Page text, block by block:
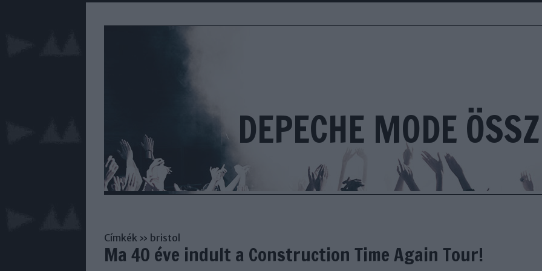
DEPECHE MODE
Címkék » bristol
Ma 40 éve indult a Construction Time Again Tour!